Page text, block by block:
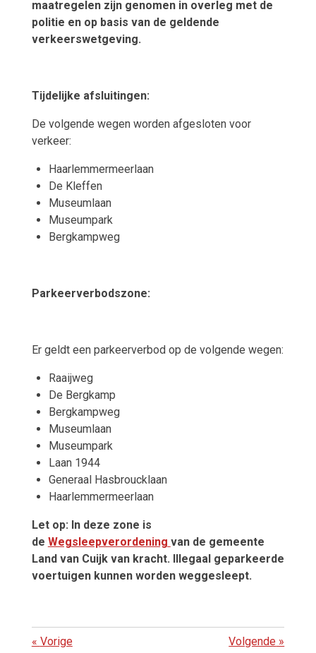
maatregelen zijn genomen in overleg met de
politie en op basis van de geldende
verkeerswetgeving.
Tijdelijke afsluitingen:
De volgende wegen worden afgesloten voor
verkeer:
Haarlemmermeerlaan
De Kleffen
Museumlaan
Museumpark
Bergkampweg
Parkeerverbodszone:
Er geldt een parkeerverbod op de volgende wegen:
Raaijweg
De Bergkamp
Bergkampweg
Museumlaan
Museumpark
Laan 1944
Generaal Hasbroucklaan
Haarlemmermeerlaan
Let op: In deze zone is
de Wegsleepverordening van de gemeente
Land van Cuijk van kracht. Illegaal geparkeerde
voertuigen kunnen worden weggesleept.
« Vorige Volgende »